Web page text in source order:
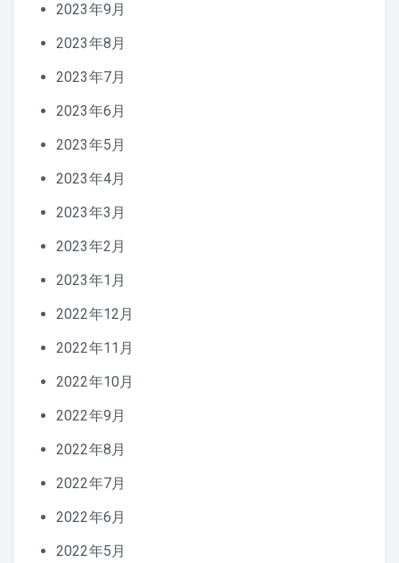
2023年9月
2023年8月
2023年7月
2023年6月
2023年5月
2023年4月
2023年3月
2023年2月
2023年1月
2022年12月
2022年11月
2022年10月
2022年9月
2022年8月
2022年7月
2022年6月
2022年5月